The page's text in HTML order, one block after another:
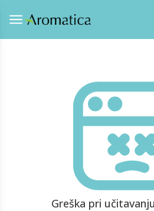
Greška pri